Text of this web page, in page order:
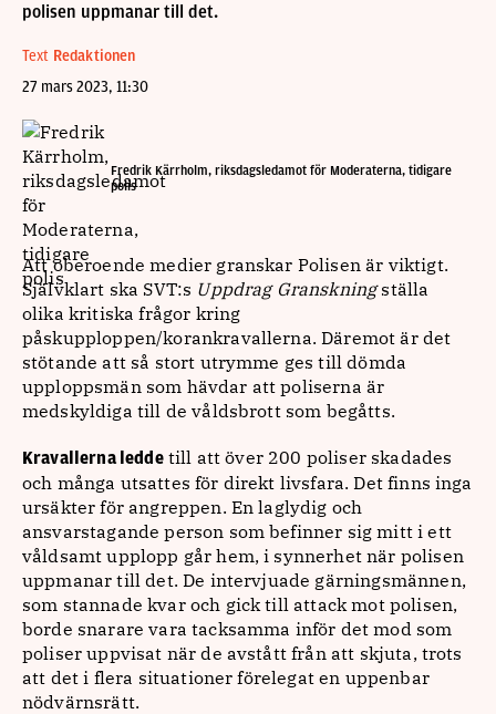
polisen uppmanar till det.
Text Redaktionen
27 mars 2023, 11:30
Fredrik Kärrholm, riksdagsledamot för Moderaterna, tidigare
polis
Att oberoende medier granskar Polisen är viktigt.
Självklart ska SVT:s Uppdrag Granskningställa
olika kritiska frågor kring
påskupploppen/korankravallerna. Däremot är det
stötande att så stort utrymme ges till dömda
upploppsmän som hävdar att poliserna är
medskyldiga till de våldsbrott som begåtts.
Kravallerna leddetill att över 200 poliser skadades
och många utsattes för direkt livsfara. Det finns inga
ursäkter för angreppen. En laglydig och
ansvarstagande person som befinner sig mitt i ett
våldsamt upplopp går hem, i synnerhet när polisen
uppmanar till det. De intervjuade gärningsmännen,
som stannade kvar och gick till attack mot polisen,
borde snarare vara tacksamma inför det mod som
poliser uppvisat när de avstått från att skjuta, trots
att det i flera situationer förelegat en uppenbar
nödvärnsrätt.